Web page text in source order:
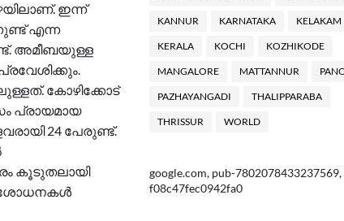
ഇന്ന്
എന്ന
അമീബയുള്ള
കോഴിക്കോട്
പ്രായമായ
24 പേരുണ്ട്.
കൂടുതലായി
KANNUR KARNATAKA KELAKAM
KERALA KOCHI KOZHIKODE
MANGALORE MATTANNUR
PAZHAYANGADI THALIPPARABA
THRISSUR WORLD
google.com, pub-7802078433237569,
f08c47fec0942fa0